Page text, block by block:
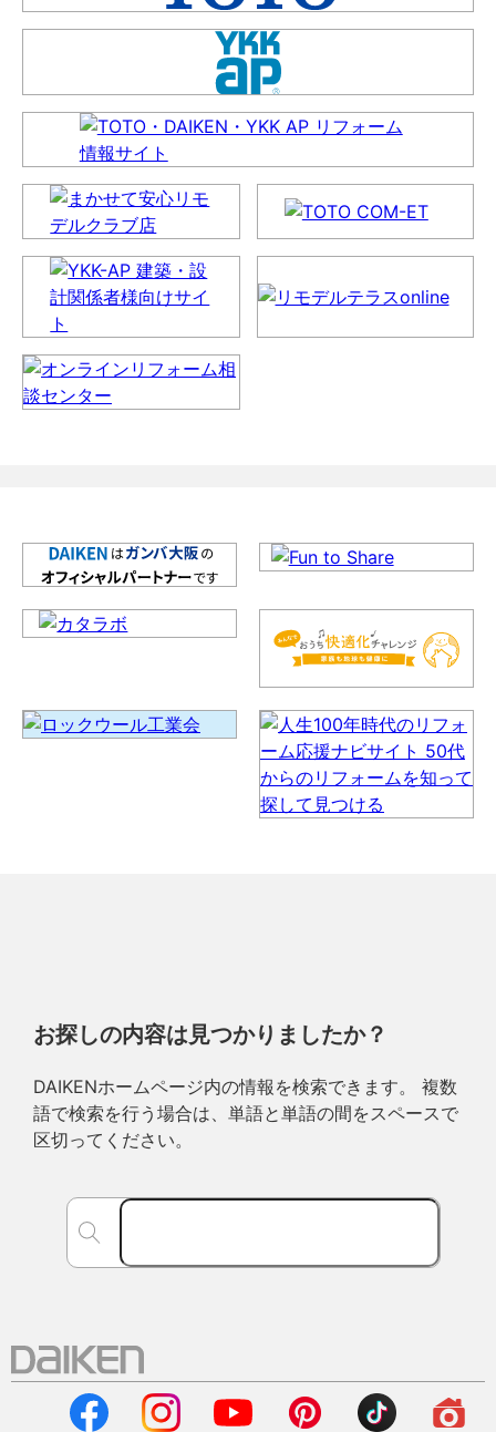
お探しの内容は見つかりましたか？
DAIKENホームページ内の情報を検索できます。 複数
語で検索を行う場合は、単語と単語の間をスペースで
区切ってください。